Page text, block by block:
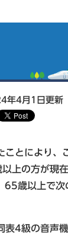
年4月1日更新
とにより、
上の方が現
65歳以上で
表4級の音声